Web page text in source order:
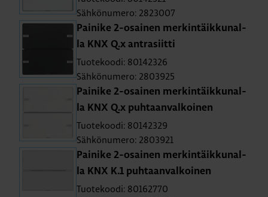
Sähkönumero: 2823007
Pai­ni­ke 2-osai­nen mer­kin­täik­ku­nal­
la KNX Q.x ant­ra­siit­ti
Tuotekoodi: 80142326
Sähkönumero: 2803925
Pai­ni­ke 2-osai­nen mer­kin­täik­ku­nal­
la KNX Q.x puh­taan­val­koi­nen
Tuotekoodi: 80142329
Sähkönumero: 2803921
Pai­ni­ke 2-osai­nen mer­kin­täik­ku­nal­
la KNX K.1 puh­taan­val­koi­nen
Tuotekoodi: 80162770